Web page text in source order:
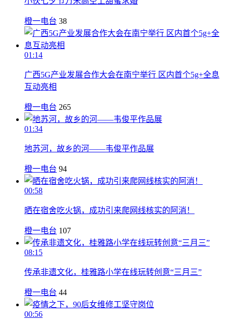
橙一电台 38
01:14
广西5G产业发展合作大会在南宁举行 区内首个5g+全息
互动亮相
橙一电台 265
01:34
地苏河，故乡的河——韦俊平作品展
橙一电台 94
00:58
晒在宿舍吃火锅，成功引来爬网线核实的阿消！
橙一电台 107
08:15
传承非遗文化，桂雅路小学在线玩转创意“三月三”
橙一电台 44
00:56